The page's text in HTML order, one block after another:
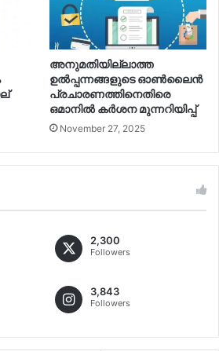
അനുമതിയില്ലാത്ത
ഉല്‍പ്പന്നങ്ങളുടെ ഓണ്‍ലൈൻ
പ്രചാരണത്തിനെതിരെ
ഒമാനില്‍ കര്‍ശന മുന്നറിയിപ്പ്
November 27, 2025
2,300
Followers
3,843
Followers